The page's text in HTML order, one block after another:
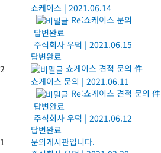
쇼케이스 | 2021.06.14
Re:쇼케이스 문의
답변완료
주식회사 우덕 | 2021.06.15
2
답변완료
쇼케이스 견적 문의 件
쇼케이스 문의 | 2021.06.11
Re:쇼케이스 견적 문의 件
답변완료
주식회사 우덕 | 2021.06.12
1
답변완료
문의게시판입니다.